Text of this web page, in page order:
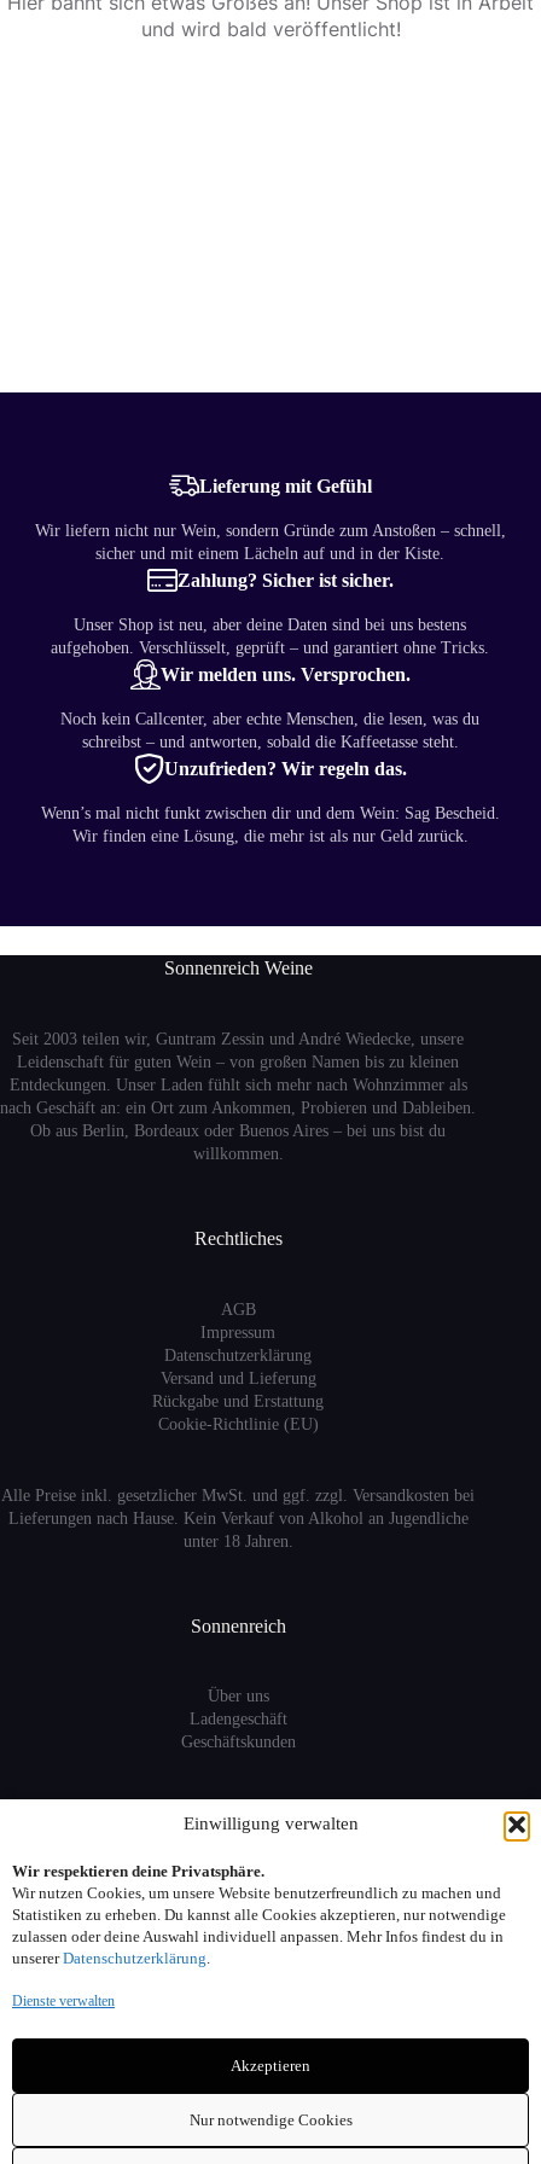
Einwilligung verwalten
Wir respektieren deine Privatsphäre.
Wir nutzen Cookies, um unsere Website benutzerfreundlich zu machen und
Statistiken zu erheben. Du kannst alle Cookies akzeptieren, nur notwendige
zulassen oder deine Auswahl individuell anpassen. Mehr Infos findest du in
unsererDatenschutzerklärung.
Dienste verwalten
Akzeptieren
Nur notwendige Cookies
und wird bald veröffentlicht!
Lieferung mit Gefühl
Wir liefern nicht nur Wein, sondern Gründe zum Anstoßen – schnell,
sicher und mit einem Lächeln auf und in der Kiste.
Zahlung? Sicher ist sicher.
Unser Shop ist neu, aber deine Daten sind bei uns bestens
aufgehoben. Verschlüsselt, geprüft – und garantiert ohne Tricks.
Wir melden uns. Versprochen.
Noch kein Callcenter, aber echte Menschen, die lesen, was du
schreibst – und antworten, sobald die Kaffeetasse steht.
Unzufrieden? Wir regeln das.
Wenn’s mal nicht funkt zwischen dir und dem Wein: Sag Bescheid.
Wir finden eine Lösung, die mehr ist als nur Geld zurück.
Sonnenreich Weine
Seit 2003 teilen wir, Guntram Zessin und André Wiedecke, unsere
Leidenschaft für guten Wein – von großen Namen bis zu kleinen
Entdeckungen. Unser Laden fühlt sich mehr nach Wohnzimmer als
nach Geschäft an: ein Ort zum Ankommen, Probieren und Dableiben.
Ob aus Berlin, Bordeaux oder Buenos Aires – bei uns bist du
willkommen.
Rechtliches
AGB
Impressum
Datenschutzerklärung
Versand und Lieferung
Rückgabe und Erstattung
Cookie-Richtlinie (EU)
Alle Preise inkl. gesetzlicher MwSt. und ggf. zzgl. Versandkosten bei
Lieferungen nach Hause. Kein Verkauf von Alkohol an Jugendliche
unter 18 Jahren.
Sonnenreich
Über uns
Ladengeschäft
Geschäftskunden
Information
Sitemap
FAQ
Adresse: Seelower Strasse 6, 10439 Berlin
Email: info(at)sonnenreich-weine.de